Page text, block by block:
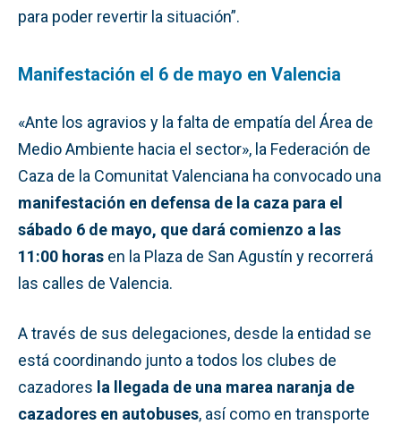
para poder revertir la situación”.
Manifestación el 6 de mayo en Valencia
«Ante los agravios y la falta de empatía del Área de
Medio Ambiente hacia el sector», la Federación de
Caza de la Comunitat Valenciana ha convocado una
manifestación en defensa de la caza para el
sábado 6 de mayo, que dará comienzo a las
11:00 horas en la Plaza de San Agustín y recorrerá
las calles de Valencia.
A través de sus delegaciones, desde la entidad se
está coordinando junto a todos los clubes de
cazadores la llegada de una marea naranja de
cazadores en autobuses, así como en transporte